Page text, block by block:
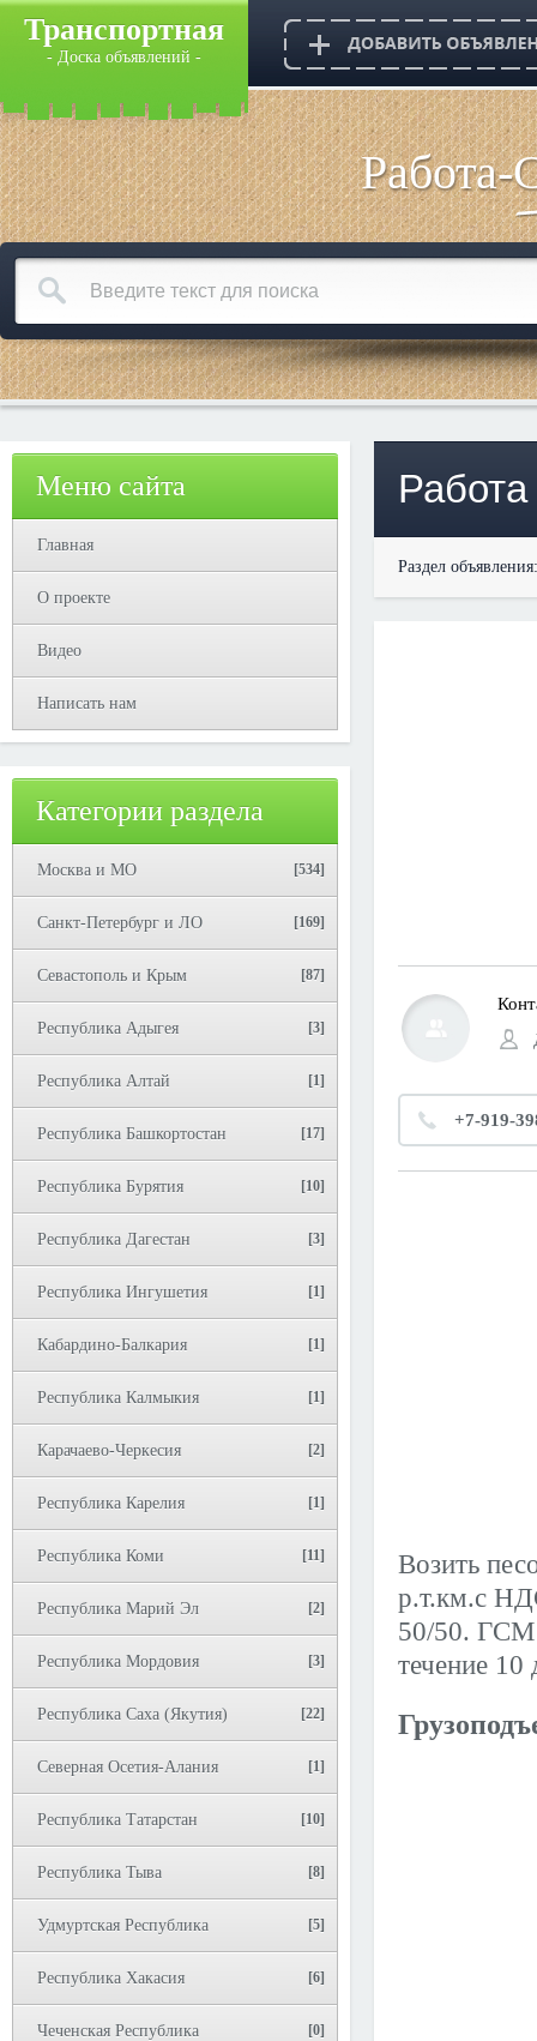
Транспортная
- Доска объявлений -
Меню сайта
Главная
О проекте
Видео
Написать нам
Категории раздела
Москва и МО [534]
Санкт-Петербург и ЛО [169]
Севастополь и Крым [87]
Республика Адыгея [3]
Республика Алтай [1]
Республика Башкортостан [17]
Республика Бурятия [10]
Республика Дагестан [3]
Республика Ингушетия [1]
Кабардино-Балкария [1]
Республика Калмыкия [1]
Карачаево-Черкесия [2]
Республика Карелия [1]
Республика Коми [11]
Республика Марий Эл [2]
Республика Мордовия [3]
Республика Саха (Якутия) [22]
Северная Осетия-Алания [1]
Республика Татарстан [10]
Республика Тыва [8]
Удмуртская Республика [5]
Республика Хакасия [6]
Чеченская Республика [0]
Раздел
+7-919-
Возить
р.т.км.с
50/50. ГСМ
течение 10